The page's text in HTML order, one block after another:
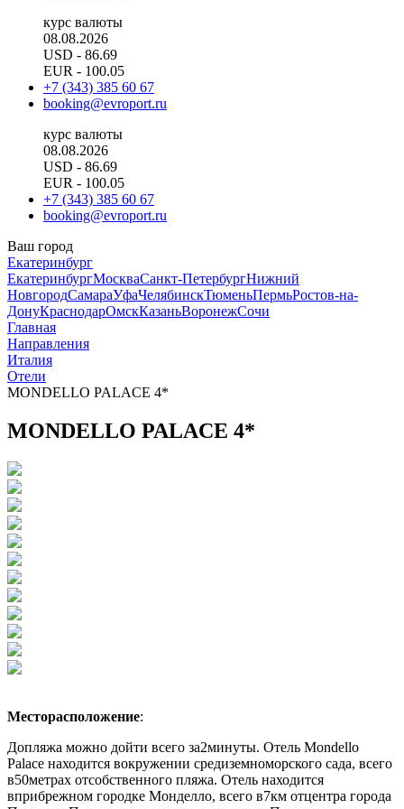
курс валюты
08.08.2026
USD - 86.69
EUR - 100.05
+7 (343) 385 60 67
booking@evroport.ru
курс валюты
08.08.2026
USD - 86.69
EUR - 100.05
+7 (343) 385 60 67
booking@evroport.ru
Ваш город
Екатеринбург
ЕкатеринбургМоскваСанкт-ПетербургНижний
НовгородСамараУфаЧелябинскТюменьПермьРостов-на-
ДонуКраснодарОмскКазаньВоронежСочи
Главная
Направления
Италия
Отели
MONDELLO PALACE 4*
MONDELLO PALACE 4*
Месторасположение:
Допляжа можно дойти всего за2минуты. Отель Mondello
Palace находится вокружении средиземноморского сада, всего
в50метрах отсобственного пляжа. Отель находится
вприбрежном городке Монделло, всего в7км отцентра города